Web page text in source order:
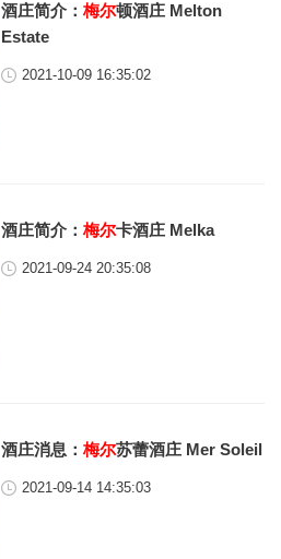
酒庄简介：梅尔顿酒庄 Melton
Estate
2021-10-09 16:35:02
酒庄简介：梅尔卡酒庄 Melka
2021-09-24 20:35:08
酒庄消息：梅尔苏蕾酒庄 Mer Soleil
2021-09-14 14:35:03